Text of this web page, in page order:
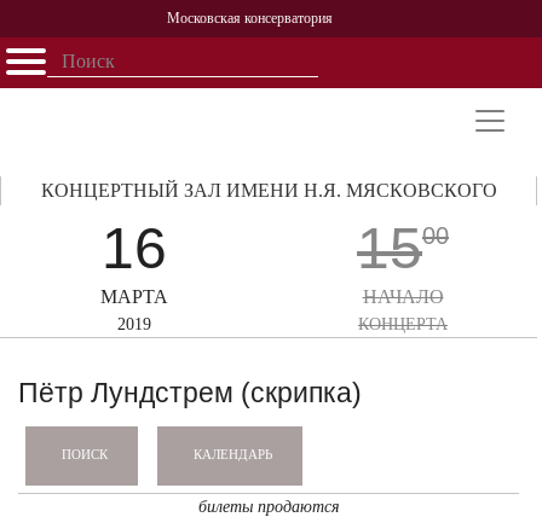
Московская консерватория
Открыть - закрыть
Персоналии
История
16
МАРТА
2019
КОНЦЕРТНЫЙ ЗАЛ ИМЕНИ Н.Я. МЯСКОВСКОГО
1500
НАЧАЛО
КОНЦЕРТА
Пётр Лундстрем (скрипка)
ПОИСК КАЛЕНДАРЬ
билеты продаются